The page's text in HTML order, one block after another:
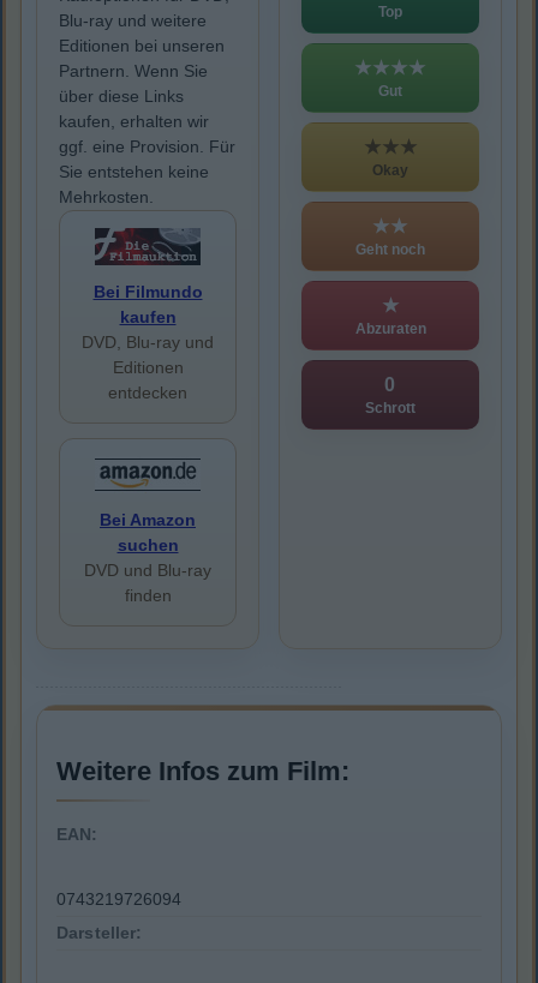
Blu-ray und weitere
Editionen bei unseren
Partnern. Wenn Sie
über diese Links
kaufen, erhalten wir
ggf. eine Provision. Für
Sie entstehen keine
Mehrkosten.
Bei Filmundo
kaufen
DVD, Blu-ray und
Editionen
entdecken
Bei Amazon
suchen
DVD und Blu-ray
finden
Top
★★★★
Gut
★★★
Okay
★★
Geht noch
★
Abzuraten
0
Schrott
Weitere Infos zum Film:
EAN:
0743219726094
Darsteller: